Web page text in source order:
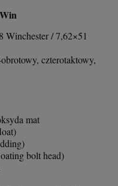
Winchester / 7,62×51
czterotaktowy,
mat
bolt head)